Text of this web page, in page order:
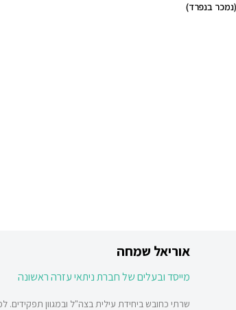
אוריאל שמחה
מייסד ובעלים של חברת ניתאי עזרה ראשונה
שרתי כחובש ביחידת עילית בצה"ל ובמגוון